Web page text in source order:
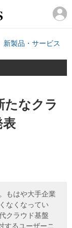
新製品・サービス
たなクラ
表
もはや大手企業
なくなってい
クラウド基盤
するユーザーニ